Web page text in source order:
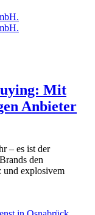
Mit
Anbieter
– es ist der
den
und explosivem